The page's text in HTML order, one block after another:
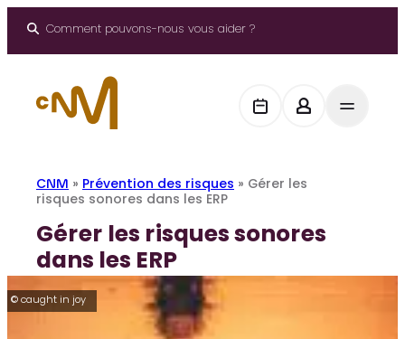
Comment pouvons-nous vous aider ?
CNM » Prévention des risques » Gérer les
risques sonores dans les ERP
Gérer les risques sonores
dans les ERP
© caught in joy